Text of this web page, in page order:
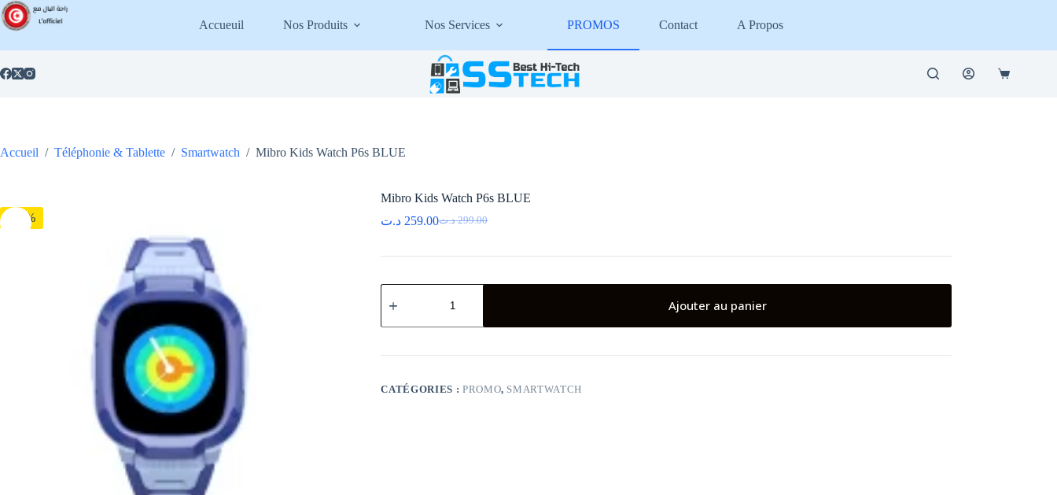
Passer
au
contenu
Accueuil Nos Produits Nos Services PROMOS Contact A Propos
Panier
Accueil / Téléphonie & Tablette / Smartwatch / Mibro Kids Watch P6s BLUE
-13%
Mibro Kids Watch P6s BLUE
299.00 د.تLe
initial
299.00 د.ت.
259.00 د.ت
Le
actuel
259.00 د.ت.
quantité
de
Kids
P6s
Ajouter au panier
CATÉGORIES : PROMO, SMARTWATCH